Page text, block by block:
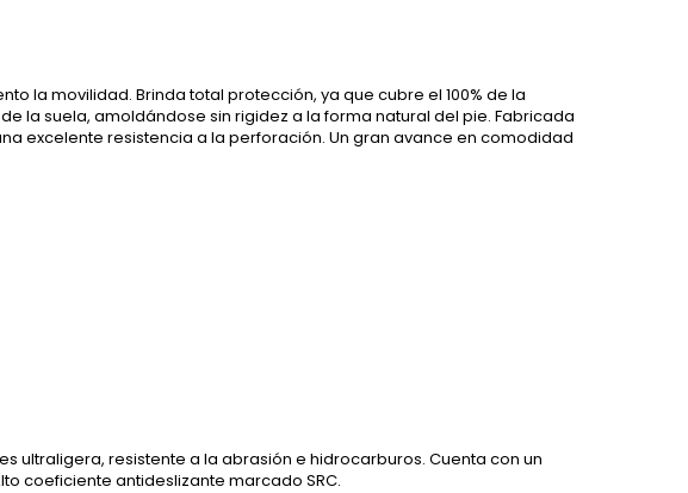
la movilidad. Brinda total protección, ya que cubre el 100% de la
la suela, amoldándose sin rigidez a la forma natural del pie. Fabricada
excelente resistencia a la perforación. Un gran avance en comodidad
ultraligera, resistente a la abrasión e hidrocarburos. Cuenta con un
coeficiente antideslizante marcado SRC.